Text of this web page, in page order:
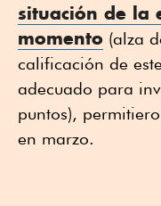
situación de la
momento (alza
calificación de
adecuado para
puntos),
en marzo.